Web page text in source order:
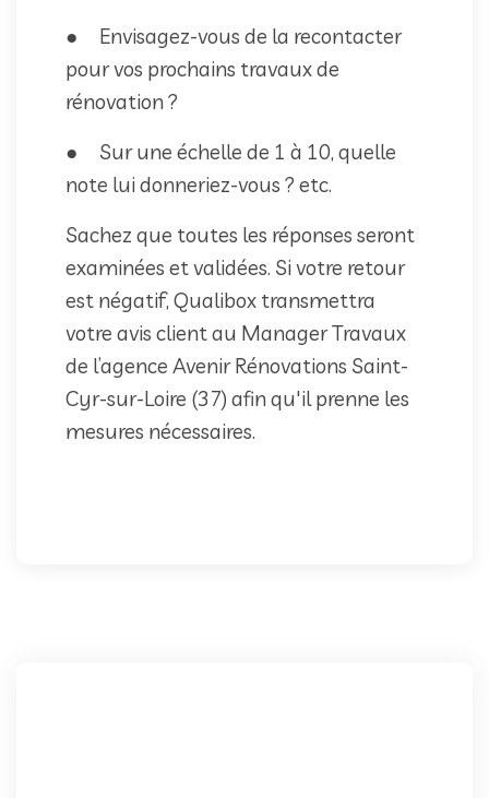
● Envisagez-vous de la recontacter
pour vos prochains travaux de
rénovation ?
● Sur une échelle de 1 à 10, quelle
note lui donneriez-vous ? etc.
Sachez que toutes les réponses seront
examinées et validées. Si votre retour
est négatif, Qualibox transmettra
votre avis client au Manager Travaux
de l’agence Avenir Rénovations Saint-
Cyr-sur-Loire (37) afin qu'il prenne les
mesures nécessaires.